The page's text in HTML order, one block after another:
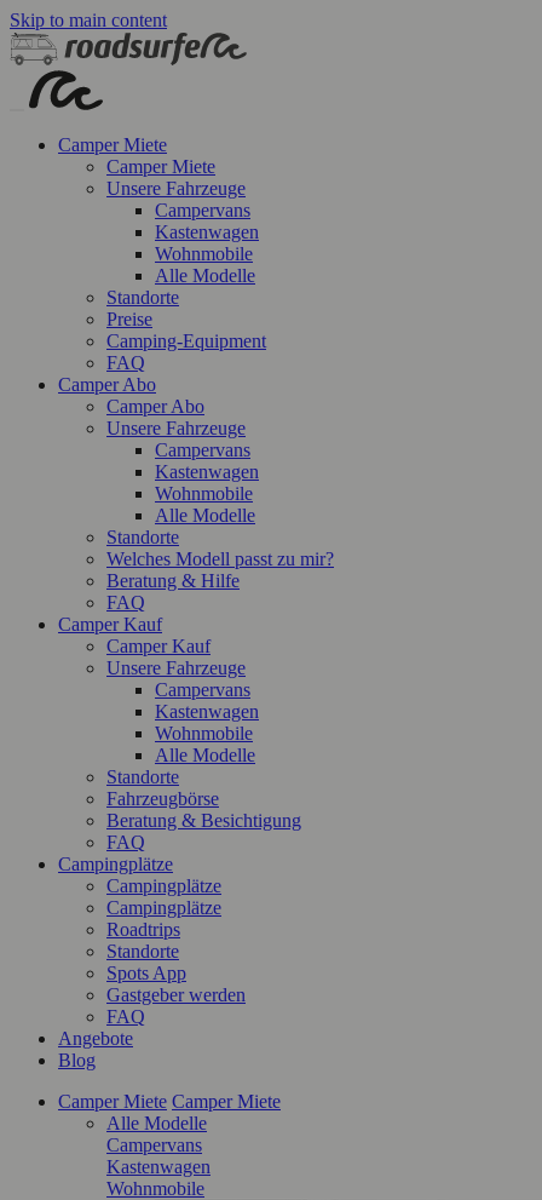
Skip to main content
Camper Miete
Camper Miete
Unsere Fahrzeuge
Campervans
Kastenwagen
Wohnmobile
Alle Modelle
Standorte
Preise
Camping-Equipment
FAQ
Camper Abo
Camper Abo
Unsere Fahrzeuge
Campervans
Kastenwagen
Wohnmobile
Alle Modelle
Standorte
Welches Modell passt zu mir?
Beratung & Hilfe
FAQ
Camper Kauf
Camper Kauf
Unsere Fahrzeuge
Campervans
Kastenwagen
Wohnmobile
Alle Modelle
Standorte
Fahrzeugbörse
Beratung & Besichtigung
FAQ
Campingplätze
Campingplätze
Campingplätze
Roadtrips
Standorte
Spots App
Gastgeber werden
FAQ
Angebote
Blog
Camper Miete Camper Miete
Alle Modelle
Campervans
Kastenwagen
Wohnmobile